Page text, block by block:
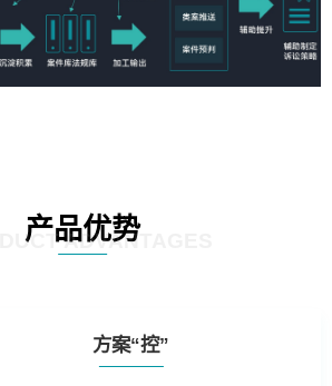
产品优势
ADVANTAGES
方案“控”